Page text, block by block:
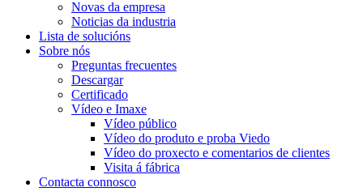
Novas da empresa
Noticias da industria
Lista de solucións
Sobre nós
Preguntas frecuentes
Descargar
Certificado
Vídeo e Imaxe
Vídeo público
Vídeo do produto e proba Viedo
Vídeo do proxecto e comentarios de clientes
Visita á fábrica
Contacta connosco